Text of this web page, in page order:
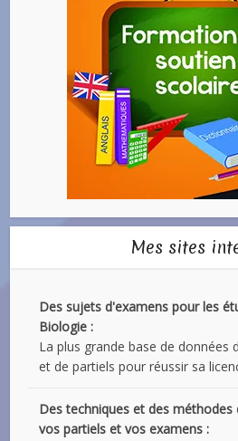
Mes sites
Des sujets d'examens pour les
Biologie :
La plus grande base de données
et de partiels pour réussir sa
Des techniques et des
vos partiels et vos examens :